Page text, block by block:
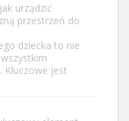
urządzić
przestrzeń do
dziecka to nie
Kluczowe jest